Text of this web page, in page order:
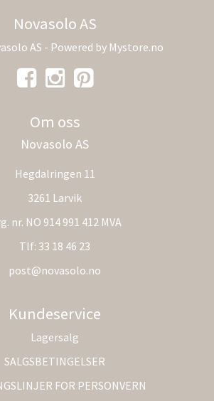
Novasolo AS
AS - Powered by Mystore.no
Om oss
Novasolo AS
Hegdalringen 11
3261 Larvik
nr. NO 914 991 412 MVA
Tlf: 33 18 46 23
post@novasolo.no
Kundeservice
Lagersalg
SALGSBETINGELSER
FOR PERSONVERN